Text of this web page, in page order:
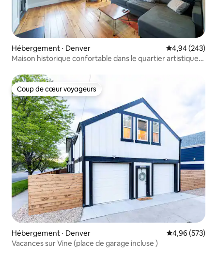
Hébergement ⋅ Denver Évaluation
4,94 (243)
Maison historique confortable dans le quartier artistique
Coup de cœur voyageurs
Coup de cœur voyageurs
Hébergement ⋅ Denver Évaluation
4,96 (573)
Vacances sur Vine (place de garage incluse )